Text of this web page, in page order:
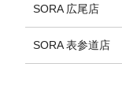
SORA 広尾店
SORA 表参道店